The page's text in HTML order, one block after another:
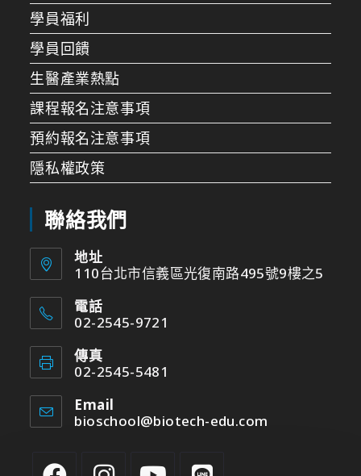
學員福利
學員回饋
生醫產業熱點
課程報名注意事項
預約報名注意事項
隱私權政策
聯絡我們
地址
110台北市信義區光復南路495號9樓之5
電話
02-2545-9721
傳真
02-2545-5481
Email
bioschool@biotech-edu.com